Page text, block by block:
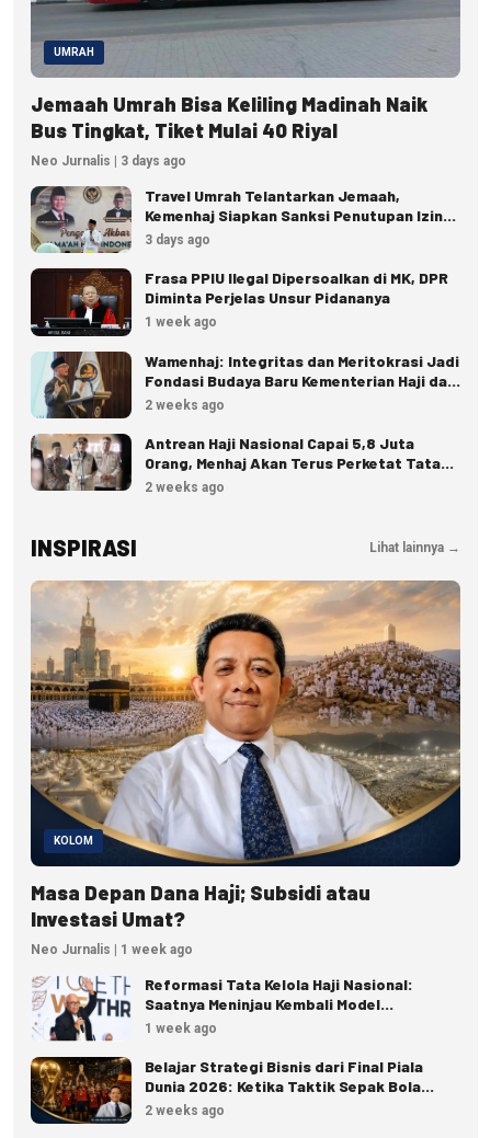
UMRAH
Jemaah Umrah Bisa Keliling Madinah Naik
Bus Tingkat, Tiket Mulai 40 Riyal
Neo Jurnalis | 3 days ago
Travel Umrah Telantarkan Jemaah,
Kemenhaj Siapkan Sanksi Penutupan Izin
hingga Pidana
3 days ago
Frasa PPIU Ilegal Dipersoalkan di MK, DPR
Diminta Perjelas Unsur Pidananya
1 week ago
Wamenhaj: Integritas dan Meritokrasi Jadi
Fondasi Budaya Baru Kementerian Haji dan
Umrah
2 weeks ago
Antrean Haji Nasional Capai 5,8 Juta
Orang, Menhaj Akan Terus Perketat Tata
Kelola
2 weeks ago
INSPIRASI Lihat lainnya →
KOLOM
Masa Depan Dana Haji; Subsidi atau
Investasi Umat?
Neo Jurnalis | 1 week ago
Reformasi Tata Kelola Haji Nasional:
Saatnya Meninjau Kembali Model
Pengelolaan Haji Reguler
1 week ago
Belajar Strategi Bisnis dari Final Piala
Dunia 2026: Ketika Taktik Sepak Bola
Menjadi Inspirasi Kesuksesan Bisnis
2 weeks ago